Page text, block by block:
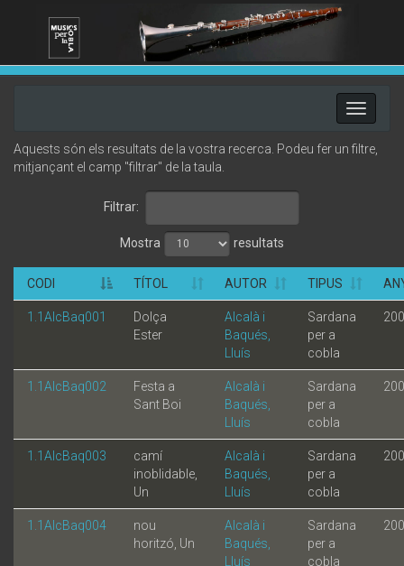
Toggle
Aquests són els resultats de la vostra recerca. Podeu fer un filtre,
mitjançant el camp "filtrar" de la taula.
Filtrar:
Mostra resultats
CODI TÍTOL AUTOR TIPUS
1.1AlcBaq001
Dolça
Ester
Alcalà i
Baqués,
Lluís
Sardana
per a
cobla
1.1AlcBaq002
Festa a
Sant Boi
Alcalà i
Baqués,
Lluís
Sardana
per a
cobla
1.1AlcBaq003
camí
inoblidable,
Un
Alcalà i
Baqués,
Lluís
Sardana
per a
cobla
1.1AlcBaq004
nou
horitzó, Un
Alcalà i
Baqués,
Lluís
Sardana
per a
cobla